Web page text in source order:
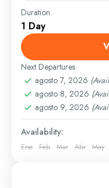
Parque Submarino
recurso natural,
parque, playa,
natural, bosque y...
Santo Domingo
1 Person
Duration
1 Day
Next Departures
agosto 7, 2026
agosto 8, 2026
agosto 9, 2026
Availability:
Ene Feb Mar Abr May